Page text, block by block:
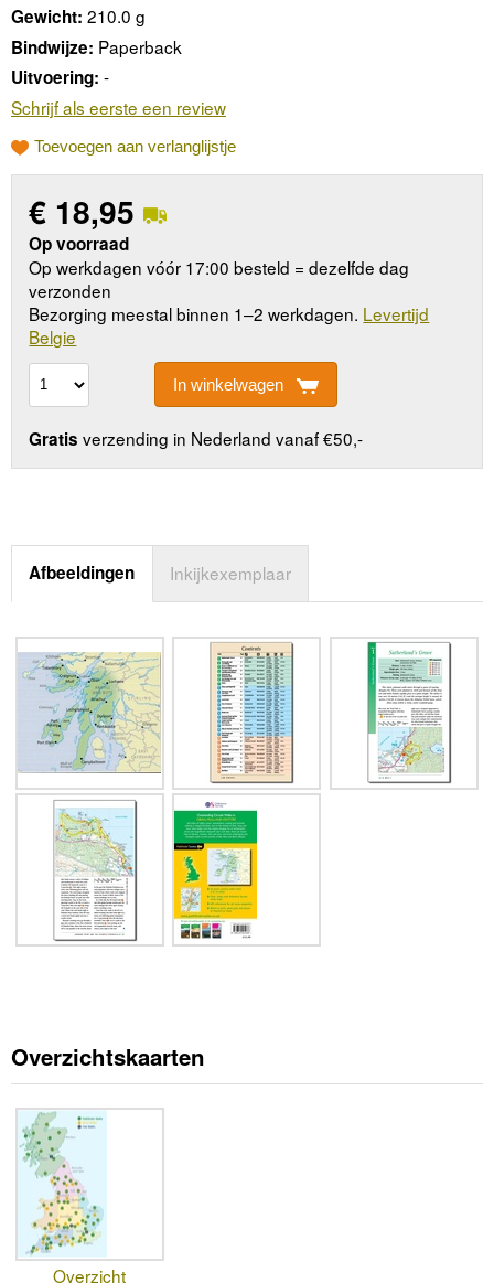
Gewicht: 210.0 g
Bindwijze: Paperback
Uitvoering: -
Schrijf als eerste een review
Toevoegen aan verlanglijstje
€ 18,95
Op voorraad
Op werkdagen vóór 17:00 besteld = dezelfde dag
verzonden
Bezorging meestal binnen 1–2 werkdagen. Levertijd
Belgie
In winkelwagen
Gratis verzending in Nederland vanaf €50,-
Afbeeldingen Inkijkexemplaar
Overzichtskaarten
Overzicht